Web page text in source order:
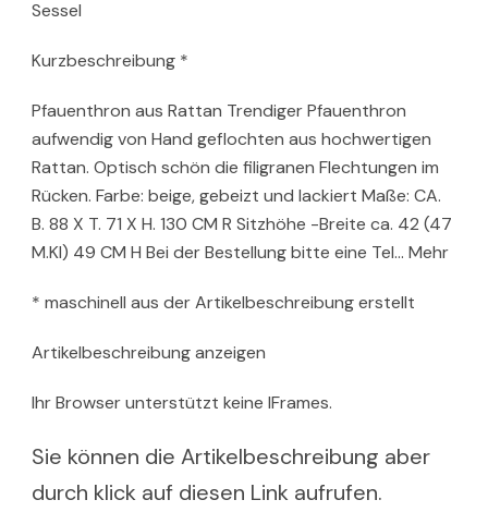
Sessel
Kurzbeschreibung *
Pfauenthron aus Rattan Trendiger Pfauenthron
aufwendig von Hand geflochten aus hochwertigen
Rattan. Optisch schön die filigranen Flechtungen im
Rücken. Farbe: beige, gebeizt und lackiert Maße: CA.
B. 88 X T. 71 X H. 130 CM R Sitzhöhe -Breite ca. 42 (47
M.KI) 49 CM H Bei der Bestellung bitte eine Tel… Mehr
* maschinell aus der Artikelbeschreibung erstellt
Artikelbeschreibung anzeigen
Ihr Browser unterstützt keine IFrames.
Sie können die Artikelbeschreibung aber
durch klick auf diesen Link aufrufen.